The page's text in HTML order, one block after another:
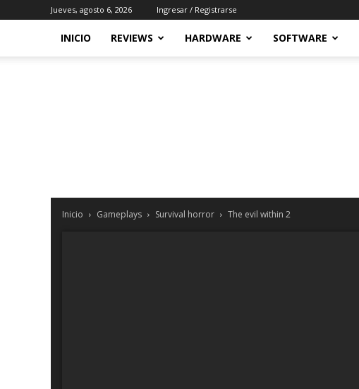
Jueves, agosto 6, 2026 Ingresar / Registrarse
INICIO REVIEWS HARDWARE SOFTWARE
Inicio Gameplays Survival horror The evil within 2